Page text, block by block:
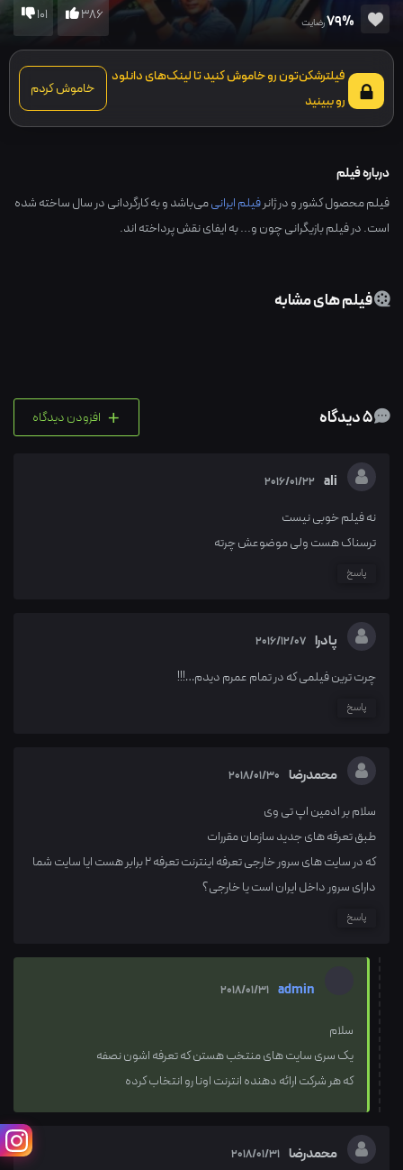
79%رضایت 386
101
فیلترشکن‌تون رو خاموش کنید تا لینک‌های دانلود
رو ببینید
خاموش کردم
درباره فیلم
فیلم محصول کشور و در ژانرفیلم ایرانیمی‌باشد و به کارگردانی در سال ساخته شده
است. در فیلم بازیگرانی چون و... به ایفای نقش پرداخته اند.
فیلم های مشابه
+ افزودن دیدگاه
ali
2016/01/22
نه فیلم خوبی نیست
ترسناک هست ولی موضوعش چرته
پاسخ
پادرا 2016/12/07
چرت ترین فیلمی که در تمام عمرم دیدم…!!!
پاسخ
محمدرضا 2018/01/30
سلام بر ادمین اپ تی وی
طبق تعرفه های جدید سازمان مقررات
که در سایت های سرور خارجی تعرفه اینترنت تعرفه 2 برابر هست ایا سایت شما
دارای سرور داخل ایران است یا خارجی؟
پاسخ
admin
2018/01/31
سلام
یک سری سایت های منتخب هستن که تعرفه اشون نصفه
که هر شرکت ارائه دهنده انترنت اونا رو انتخاب کرده
محمدرضا 2018/01/31